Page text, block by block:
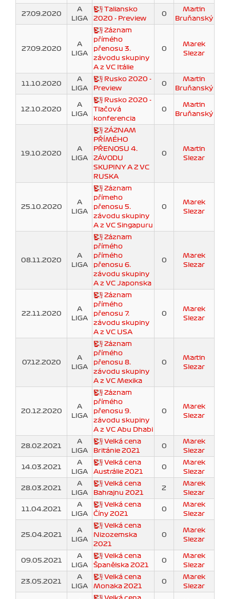
27.09.2020
A
LIGA
Taliansko
2020 - Preview
0
Martin
Bruňanský
27.09.2020
A
LIGA
Záznam
přímého
přenosu 3.
závodu skupiny
A z VC Itálie
0
Marek
Slezar
11.10.2020
A
LIGA
Rusko 2020 -
Preview
0
Martin
Bruňanský
12.10.2020
A
LIGA
Rusko 2020 -
Tlačová
konferencia
0
Martin
Bruňanský
19.10.2020
A
LIGA
ZÁZNAM
PŘÍMÉHO
PŘENOSU 4.
ZÁVODU
SKUPINY A Z VC
RUSKA
0
Martin
Slezar
25.10.2020
A
LIGA
Záznam
přímeho
přenosu 5.
závodu skupiny
A z VC Singapuru
0
Marek
Slezar
08.11.2020
A
LIGA
Záznam
přímého
přímého
přenosu 6.
závodu skupiny
A z VC Japonska
0
Marek
Slezar
22.11.2020
A
LIGA
Záznam
přímého
přenosu 7.
závodu skupiny
A z VC USA
0
Marek
Slezar
07.12.2020
A
LIGA
Záznam
přímého
přenosu 8.
závodu skupiny
A z VC Mexika
0
Martin
Slezar
20.12.2020
A
LIGA
Záznam
přímého
přenosu 9.
závodu skupiny
A z VC Abu Dhabi
0
Marek
Slezar
28.02.2021
A
LIGA
Velká cena
Británie 2021
0
Marek
Slezar
14.03.2021
A
LIGA
Velká cena
Austrálie 2021
0
Marek
Slezar
28.03.2021
A
LIGA
Velká cena
Bahrajnu 2021
2
Marek
Slezar
11.04.2021
A
LIGA
Velká cena
Číny 2021
0
Marek
Slezar
25.04.2021
A
LIGA
Velká cena
Nizozemska
2021
0
Marek
Slezar
09.05.2021
A
LIGA
Velká cena
Španělska 2021
0
Marek
Slezar
23.05.2021
A
LIGA
Velká cena
Monaka 2021
0
Marek
Slezar